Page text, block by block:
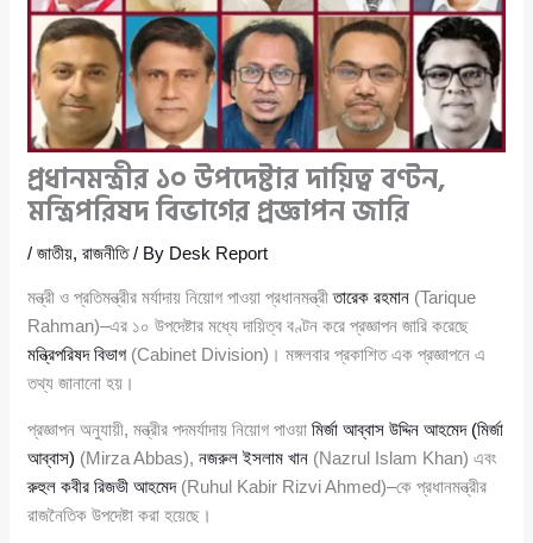
প্রধানমন্ত্রীর ১০ উপদেষ্টার দায়িত্ব বণ্টন,
মন্ত্রিপরিষদ বিভাগের প্রজ্ঞাপন জারি
/জাতীয়,রাজনীতি/ By Desk Report
মন্ত্রী ও প্রতিমন্ত্রীর মর্যাদায় নিয়োগ পাওয়া প্রধানমন্ত্রীতারেক রহমান (Tarique
Rahman)–এর ১০ উপদেষ্টার মধ্যে দায়িত্ব বণ্টন করে প্রজ্ঞাপন জারি করেছে
মন্ত্রিপরিষদ বিভাগ (Cabinet Division)। মঙ্গলবার প্রকাশিত এক প্রজ্ঞাপনে এ
তথ্য জানানো হয়।
প্রজ্ঞাপন অনুযায়ী, মন্ত্রীর পদমর্যাদায় নিয়োগ পাওয়ামির্জা আব্বাস উদ্দিন আহমেদ (মির্জা
আব্বাস) (Mirza Abbas),নজরুল ইসলাম খান (Nazrul Islam Khan) এবং
রুহুল কবীর রিজভী আহমেদ(Ruhul Kabir Rizvi Ahmed)–কে প্রধানমন্ত্রীর
রাজনৈতিক উপদেষ্টা করা হয়েছে।